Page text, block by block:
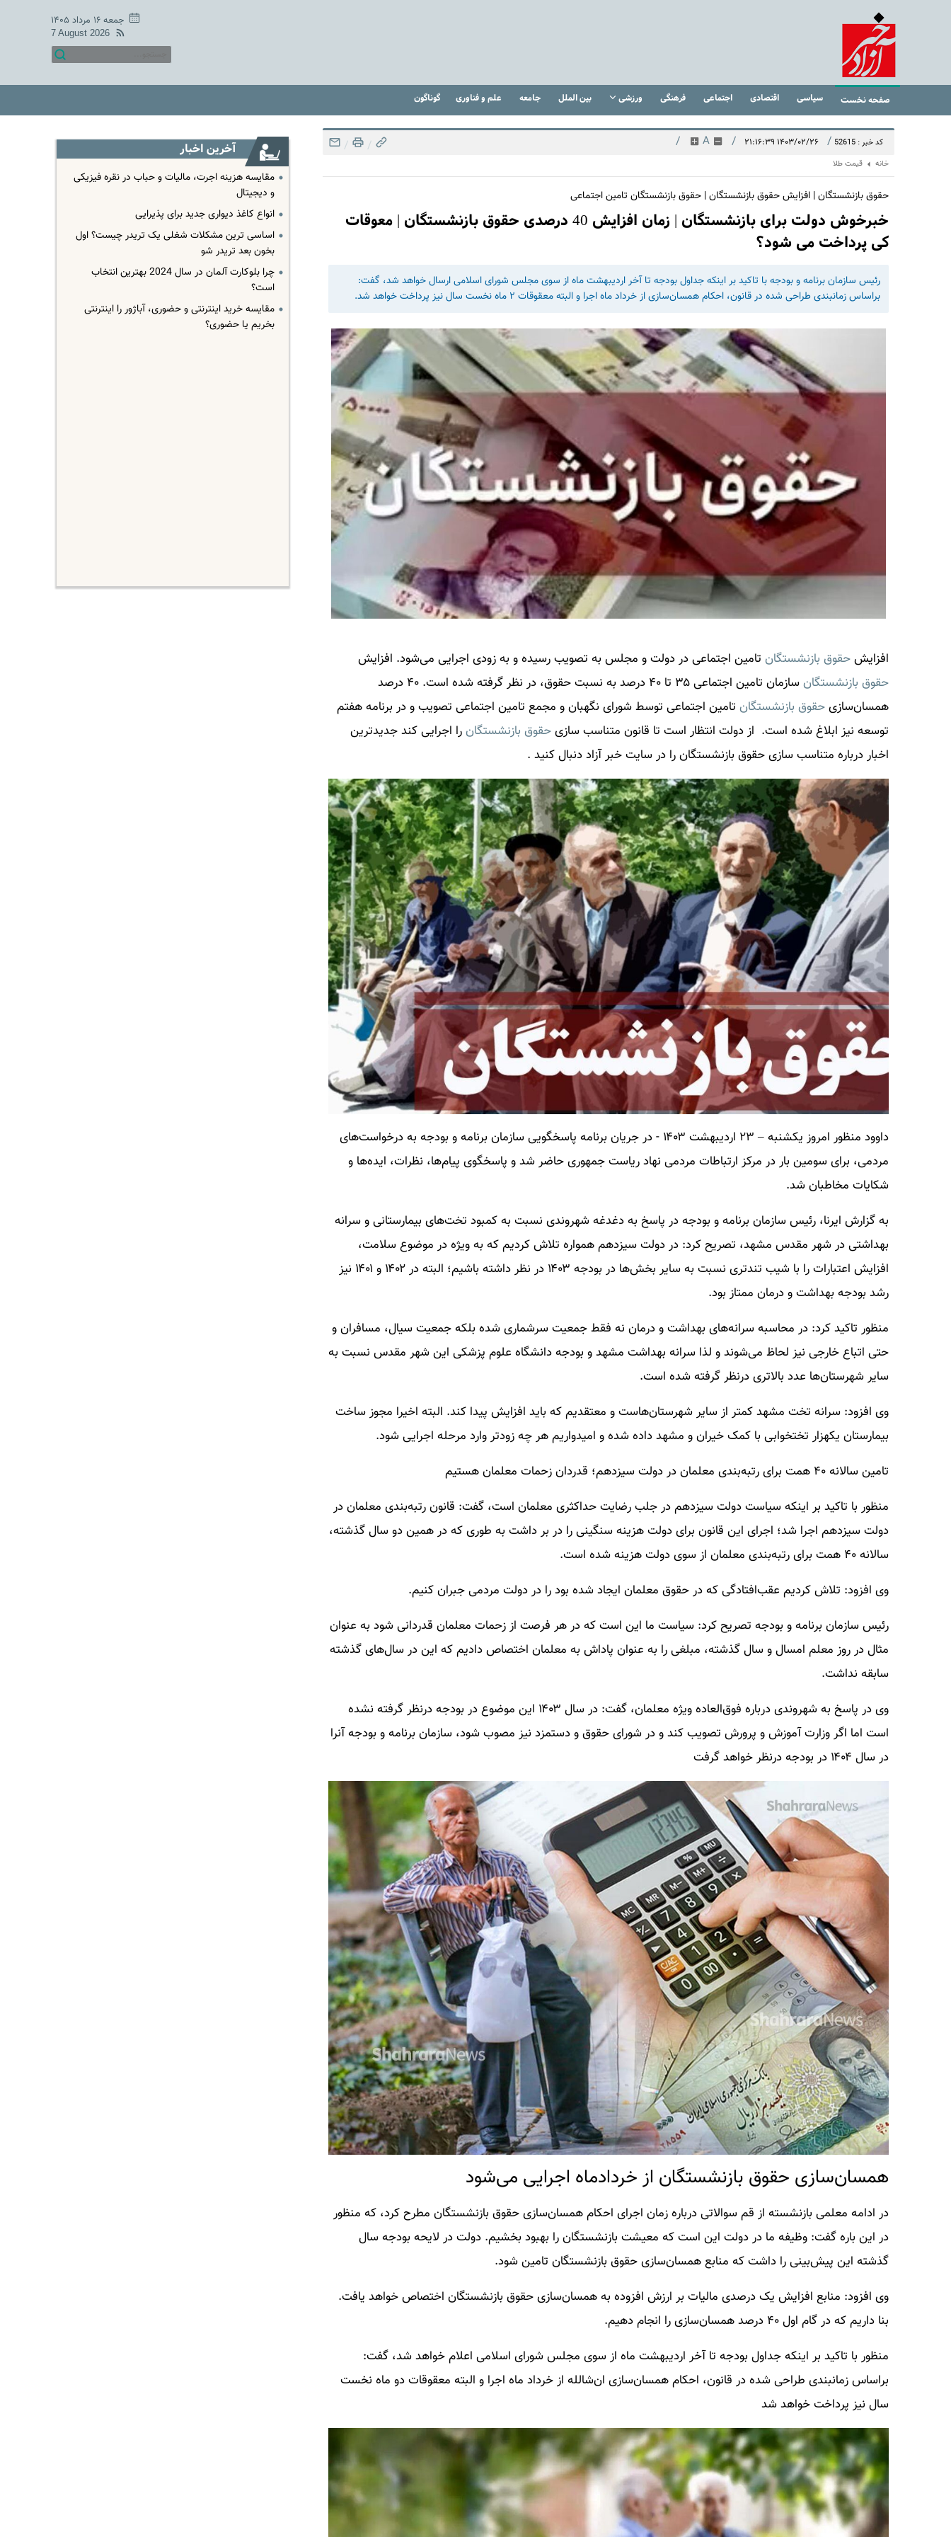
جمعه ۱۶ مرداد ۱۴۰۵
7 August 2026
صفحه نخست سیاسی اقتصادی اجتماعی فرهنگی ورزشی بین الملل جامعه علم و فناوری گوناگون
کد خبر : 52615 / ۱۴۰۳/۰۲/۲۶ ۲۱:۱۶:۳۹ /
A
/
/
/
خانه قیمت طلا
حقوق بازنشستگان | افزایش حقوق بازنشستگان | حقوق بازنشستگان تامین اجتماعی
خبرخوش دولت برای بازنشستگان | زمان افزایش 40 درصدی حقوق بازنشستگان | معوقات
کی پرداخت می شود؟
رئیس سازمان برنامه و بودجه با تاکید بر اینکه جداول بودجه تا آخر اردیبهشت ماه از سوی مجلس شورای اسلامی ارسال خواهد شد، گفت:
براساس زمانبندی طراحی شده در قانون، احکام همسان‌سازی از خرداد ماه اجرا و البته معقوقات ۲ ماه نخست سال نیز پرداخت خواهد شد.
افزایشحقوق بازنشستگان تامین اجتماعی در دولت و مجلس به تصویب رسیده و به زودی اجرایی می‌شود. افزایش
حقوق بازنشستگان
سازمان تامین اجتماعی ۳۵ تا ۴۰ درصد به نسبت حقوق، در نظر گرفته شده است. ۴۰ درصد
همسان‌سازیحقوق بازنشستگان تامین اجتماعی توسط شورای نگهبان و مجمع تامین اجتماعی تصویب و در برنامه هفتم
توسعه نیز ابلاغ شده است. از دولت انتظار است تا قانون متناسب سازیحقوق بازنشستگانرا اجرایی کند جدیدترین
اخبار درباره متناسب سازیحقوق بازنشستگانرا در سایت خبر آزاد دنبال کنید .
داوود منظور امروز یکشنبه – ۲۳ اردیبهشت ۱۴۰۳ - در جریان برنامه پاسخگویی سازمان برنامه و بودجه به درخواست‌های
مردمی، برای سومین بار در مرکز ارتباطات مردمی نهاد ریاست جمهوری حاضر شد و پاسخگوی پیام‌ها، نظرات، ایده‌ها و
شکایات مخاطبان شد.
به گزارش ایرنا، رئیس سازمان برنامه و بودجه در پاسخ به دغدغه شهروندی نسبت به کمبود تخت‌های بیمارستانی و سرانه
بهداشتی در شهر مقدس مشهد، تصریح کرد: در دولت سیزدهم همواره تلاش کردیم که به ویژه در موضوع سلامت،
افزایش اعتبارات را با شیب تندتری نسبت به سایر بخش‌ها در بودجه ۱۴۰۳ در نظر داشته باشیم؛ البته در ۱۴۰۲ و ۱۴۰۱ نیز
رشد بودجه بهداشت و درمان ممتاز بود.
منظور تاکید کرد: در محاسبه سرانه‌های بهداشت و درمان نه فقط جمعیت سرشماری شده بلکه جمعیت سیال، مسافران و
حتی اتباع خارجی نیز لحاظ می‌شوند و لذا سرانه بهداشت مشهد و بودجه دانشگاه علوم پزشکی این شهر مقدس نسبت به
سایر شهرستان‌ها عدد بالاتری درنظر گرفته شده است.
وی افزود: سرانه تخت مشهد کمتر از سایر شهرستان‌هاست و معتقدیم که باید افزایش پیدا کند. البته اخیرا مجوز ساخت
بیمارستان یکهزار تختخوابی با کمک خیران و مشهد داده شده و امیدواریم هر چه زودتر وارد مرحله اجرایی شود.
تامین سالانه ۴۰ همت برای رتبه‌بندی معلمان در دولت سیزدهم؛ قدردان زحمات معلمان هستیم
منظور با تاکید بر اینکه سیاست دولت سیزدهم در جلب رضایت حداکثری معلمان است، گفت: قانون رتبه‌بندی معلمان در
دولت سیزدهم اجرا شد؛ اجرای این قانون برای دولت هزینه‌ سنگینی را در بر داشت به طوری که در همین دو سال گذشته،
سالانه ۴۰ همت برای رتبه‌بندی معلمان از سوی دولت هزینه شده است.
وی افزود: تلاش کردیم عقب‌افتادگی که در حقوق معلمان ایجاد شده بود را در دولت مردمی جبران کنیم.
رئیس سازمان برنامه و بودجه تصریح کرد: سیاست ما این است که در هر فرصت از زحمات معلمان قدردانی شود به عنوان
مثال در روز معلم امسال و سال گذشته، مبلغی را به عنوان پاداش به معلمان اختصاص دادیم که این در سال‌های گذشته
سابقه نداشت.
وی در پاسخ به شهروندی درباره فوق‌العاده ویژه معلمان، گفت: در سال ۱۴۰۳ این موضوع در بودجه درنظر گرفته نشده
است اما اگر وزارت آموزش و پرورش تصویب کند و در شورای حقوق و دستمزد نیز مصوب شود، سازمان برنامه و بودجه آنرا
در سال ۱۴۰۴ در بودجه درنظر خواهد گرفت
همسان‌سازی حقوق بازنشستگان از خردادماه اجرایی می‌شود
در ادامه معلمی بازنشسته از قم سوالاتی درباره زمان اجرای احکام همسان‌سازی حقوق بازنشستگان مطرح کرد، که منظور
در این باره گفت: وظیفه ما در دولت این است که معیشت بازنشستگان را بهبود بخشیم. دولت در لایحه بودجه سال
گذشته این پیش‌بینی را داشت که منابع همسان‌سازی حقوق بازنشستگان تامین شود.
وی افزود: منابع افزایش یک درصدی مالیات بر ارزش افزوده به همسان‌سازی حقوق بازنشستگان اختصاص خواهد یافت.
بنا داریم که در گام اول ۴۰ درصد همسان‌سازی را انجام دهیم.
منظور با تاکید بر اینکه جداول بودجه تا آخر اردیبهشت ماه از سوی مجلس شورای اسلامی اعلام خواهد شد، گفت:
براساس زمانبندی طراحی شده در قانون، احکام همسان‌سازی ان‌شالله از خرداد ماه اجرا و البته معقوقات دو ماه نخست
سال نیز پرداخت خواهد شد
آخرین اخبار
مقایسه هزینه اجرت، مالیات و حباب در نقره فیزیکی
و دیجیتال
انواع کاغذ دیواری جدید برای پذیرایی
اساسی ترین مشکلات شغلی یک تریدر چیست؟ اول
بخون بعد تریدر شو
چرا بلوکارت آلمان در سال 2024 بهترین انتخاب
است؟
مقایسه خرید اینترنتی و حضوری، آباژور را اینترنتی
بخریم یا حضوری؟